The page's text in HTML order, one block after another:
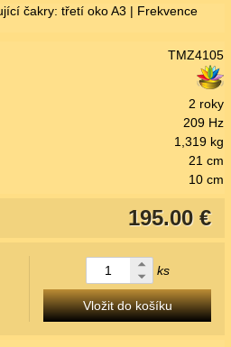
čakry: třetí oko A3 | Frekvence
TMZ4105
2 roky
209 Hz
1,319 kg
21 cm
10 cm
195.00 €
ks
Vložit do košíku